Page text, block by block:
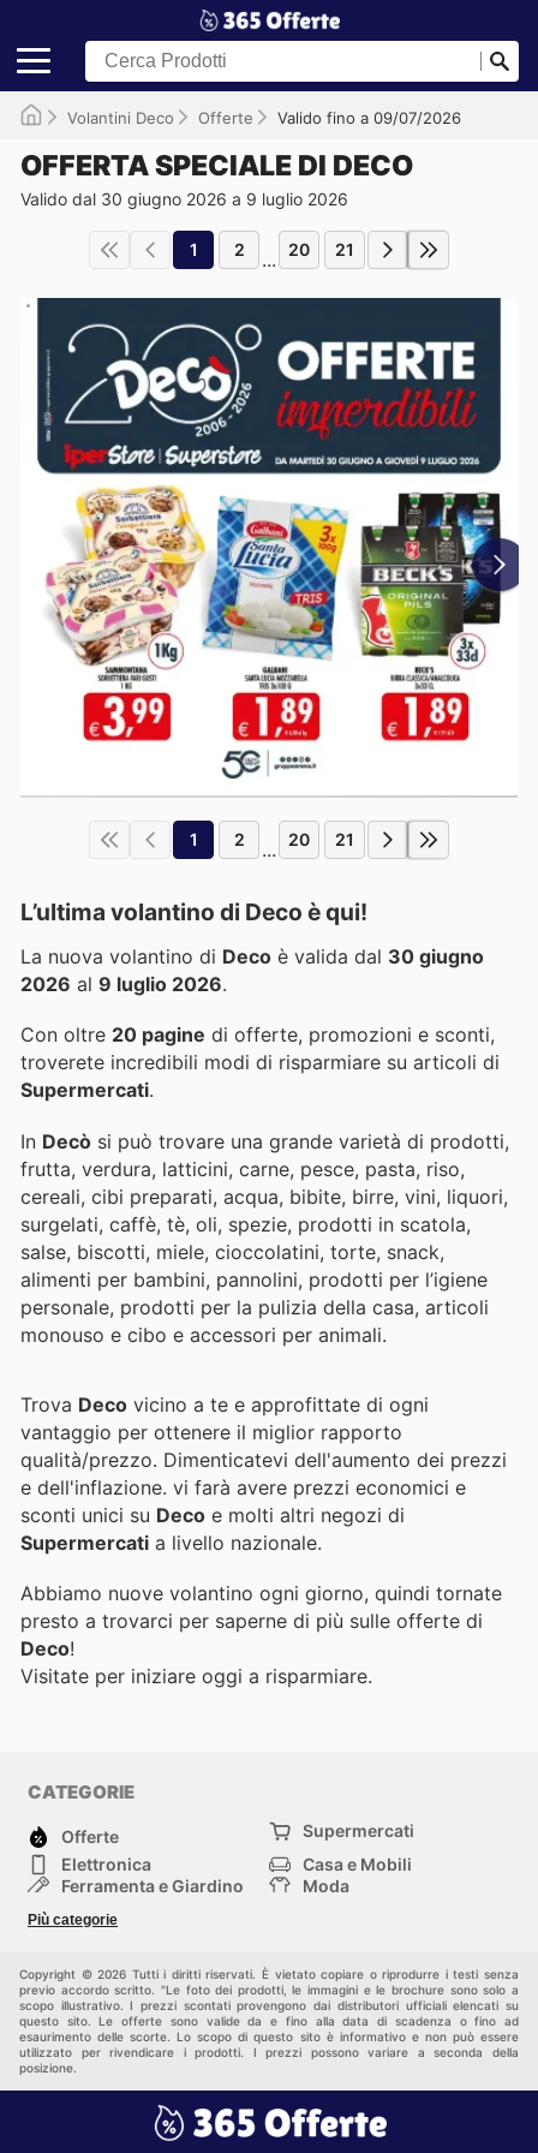
Volantini Deco Offerte Valido fino a 09/07/2026
OFFERTA SPECIALE DI DECO
Valido dal 30 giugno 2026 a 9 luglio 2026
1 2 ... 20 21
1 2 ... 20 21
L’ultima volantino di Deco è qui!
La nuova volantino di Deco è valida dal 30 giugno
2026 al 9 luglio 2026.
Con oltre 20 pagine di offerte, promozioni e sconti,
troverete incredibili modi di risparmiare su articoli di
Supermercati.
In Decò si può trovare una grande varietà di prodotti,
frutta, verdura, latticini, carne, pesce, pasta, riso,
cereali, cibi preparati, acqua, bibite, birre, vini, liquori,
surgelati, caffè, tè, oli, spezie, prodotti in scatola,
salse, biscotti, miele, cioccolatini, torte, snack,
alimenti per bambini, pannolini, prodotti per l’igiene
personale, prodotti per la pulizia della casa, articoli
monouso e cibo e accessori per animali.
Trova Deco vicino a te e approfittate di ogni
vantaggio per ottenere il miglior rapporto
qualità/prezzo. Dimenticatevi dell'aumento dei prezzi
e dell'inflazione. vi farà avere prezzi economici e
sconti unici su Deco e molti altri negozi di
Supermercati a livello nazionale.
Abbiamo nuove volantino ogni giorno, quindi tornate
presto a trovarci per saperne di più sulle offerte di
Deco!
Visitate per iniziare oggi a risparmiare.
CATEGORIE
Offerte
Supermercati
Elettronica
Casa e Mobili
Ferramenta e Giardino
Moda
Bambini e Neonati
Più categorie
Copyright © 2026 Tutti i diritti riservati. È vietato copiare o riprodurre i testi senza
previo accordo scritto. "Le foto dei prodotti, le immagini e le brochure sono solo a
scopo illustrativo. I prezzi scontati provengono dai distributori ufficiali elencati su
questo sito. Le offerte sono valide da e fino alla data di scadenza o fino ad
esaurimento delle scorte. Lo scopo di questo sito è informativo e non può essere
utilizzato per rivendicare i prodotti. I prezzi possono variare a seconda della
posizione.